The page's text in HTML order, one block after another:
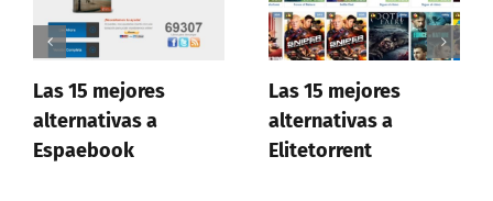
Las 15 mejores
alternativas a
Elitetorrent
Las 12 mejores
alternativas a
Bajaebooks